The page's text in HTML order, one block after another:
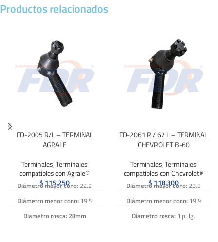
Productos relacionados
FD-2005 R/L – TERMINAL
AGRALE
Terminales,Terminales
compatibles con Agrale®
$ 115.250
Diámetro mayor cono: 22.2
Diámetro menor cono:19.5
Diametro rosca: 28mm
FD-2061 R / 62 L – TERMINAL
CHEVROLET B-60
Terminales,Terminales
compatibles con Chevrolet®
$ 118.300
Diámetro mayor cono: 23.3
Diámetro menor cono:19.9
Diametro rosca: 1 pulg.